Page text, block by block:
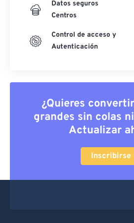
Datos seguros
Centros
Control de acceso y
Autenticación
¿Quieres
grandes sin colas
Actualizar
Inscribirse